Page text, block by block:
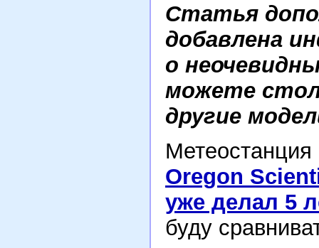
Статья
добавлена
о
можете
другие
Oregon
уже делал 5
буду